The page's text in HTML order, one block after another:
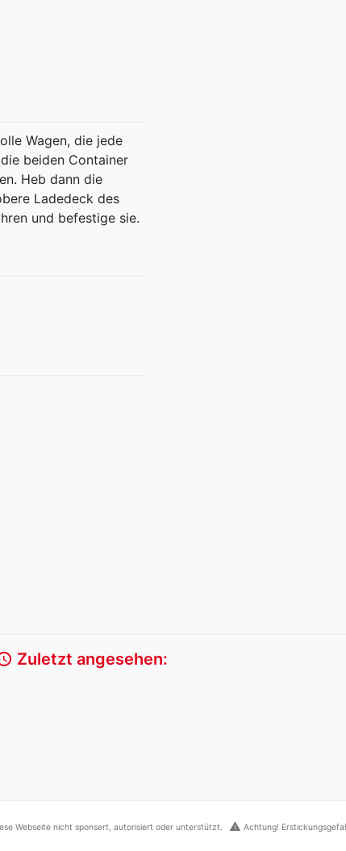
Wagen, die jede
beiden Container
Heb dann die
Ladedeck des
und befestige sie.
Zuletzt angesehen:
Webseite nicht sponsert, autorisiert oder unterstützt. warning Achtung!